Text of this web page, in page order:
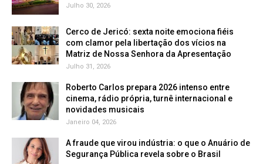
Julho 30, 2026
Cerco de Jericó: sexta noite emociona fiéis
com clamor pela libertação dos vícios na
Matriz de Nossa Senhora da Apresentação
Julho 31, 2026
Roberto Carlos prepara 2026 intenso entre
cinema, rádio própria, turnê internacional e
novidades musicais
Janeiro 04, 2026
A fraude que virou indústria: o que o Anuário de
Segurança Pública revela sobre o Brasil